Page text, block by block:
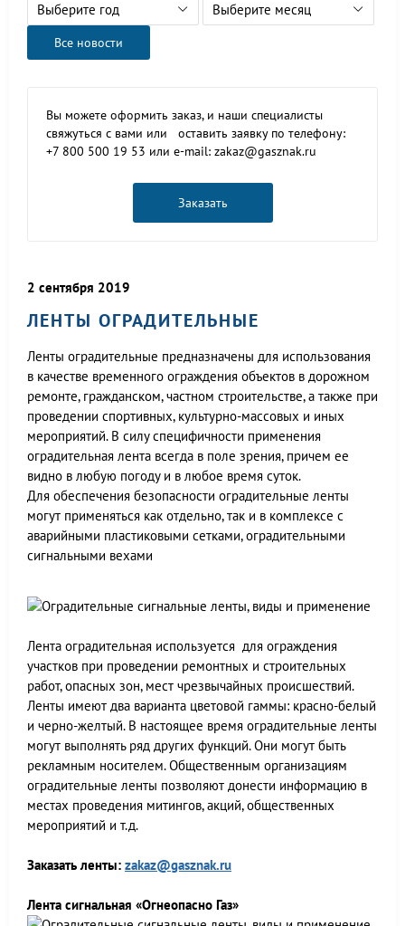
Выберите год Выберите месяц
Все новости
Вы можете оформить заказ, и наши специалисты
свяжуться с вами или оставить заявку по телефону:
+7 800 500 19 53 или e-mail: zakaz@gasznak.ru
Заказать
2 сентября 2019
ЛЕНТЫ ОГРАДИТЕЛЬНЫЕ
Ленты оградительные предназначены для использования
в качестве временного ограждения объектов в дорожном
ремонте, гражданском, частном строительстве, а также при
проведении спортивных, культурно-массовых и иных
мероприятий. В силу специфичности применения
оградительная лента всегда в поле зрения, причем ее
видно в любую погоду и в любое время суток.
Для обеспечения безопасности оградительные ленты
могут применяться как отдельно, так и в комплексе с
аварийными пластиковыми сетками, оградительными
сигнальными вехами
Лента оградительная используется для ограждения
участков при проведении ремонтных и строительных
работ, опасных зон, мест чрезвычайных происшествий.
Ленты имеют два варианта цветовой гаммы: красно-белый
и черно-желтый. В настоящее время оградительные ленты
могут выполнять ряд других функций. Они могут быть
рекламным носителем. Общественным организациям
оградительные ленты позволяют донести информацию в
местах проведения митингов, акций, общественных
мероприятий и т.д.
Заказать ленты: zakaz@gasznak.ru
Лента сигнальная «Огнеопасно Газ»